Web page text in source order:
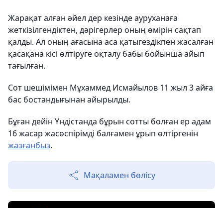
Жарақат алған әйел дер кезінде ауруханаға
жеткізілгендіктен, дәрігерлер оның өмірін сақтап
қалды. Ал оның ағасына аса қатыгездікпен жасалған
қасақана кісі өлтіруге оқталу бабы бойынша айып
тағылған.
Сот шешімімен Мұхаммед Исмайылов 11 жыл 3 айға
бас бостандығынан айырылды.
Бұған дейін Үндістанда бұрын сотты болған ер адам
16 жасар жасөспірімді балғамен ұрып өлтіргенін
жазғанбыз.
Мақаламен бөлісу